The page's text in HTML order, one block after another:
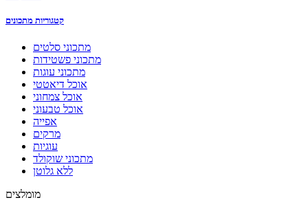
קטגוריות מתכונים
מתכוני סלטים
מתכוני פשטידות
מתכוני עוגות
אוכל דיאטטי
אוכל צמחוני
אוכל טבעוני
אפייה
מרקים
עוגיות
מתכוני שוקולד
ללא גלוטן
מומלצים